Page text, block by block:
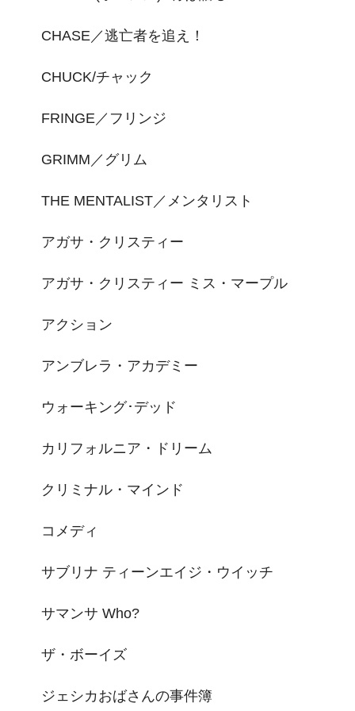
CHASE／逃亡者を追え！
CHUCK/チャック
FRINGE／フリンジ
GRIMM／グリム
THE MENTALIST／メンタリスト
アガサ・クリスティー
アガサ・クリスティー ミス・マープル
アクション
アンブレラ・アカデミー
ウォーキング･デッド
カリフォルニア・ドリーム
クリミナル・マインド
コメディ
サブリナ ティーンエイジ・ウイッチ
サマンサ Who?
ザ・ボーイズ
ジェシカおばさんの事件簿